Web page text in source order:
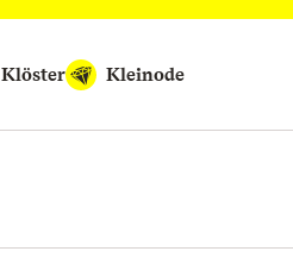
Klöster Kleinode